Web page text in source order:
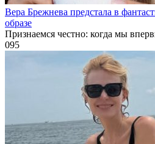
Вера Брежнева предстала в
образе
Признаемся честно: когда мы
095